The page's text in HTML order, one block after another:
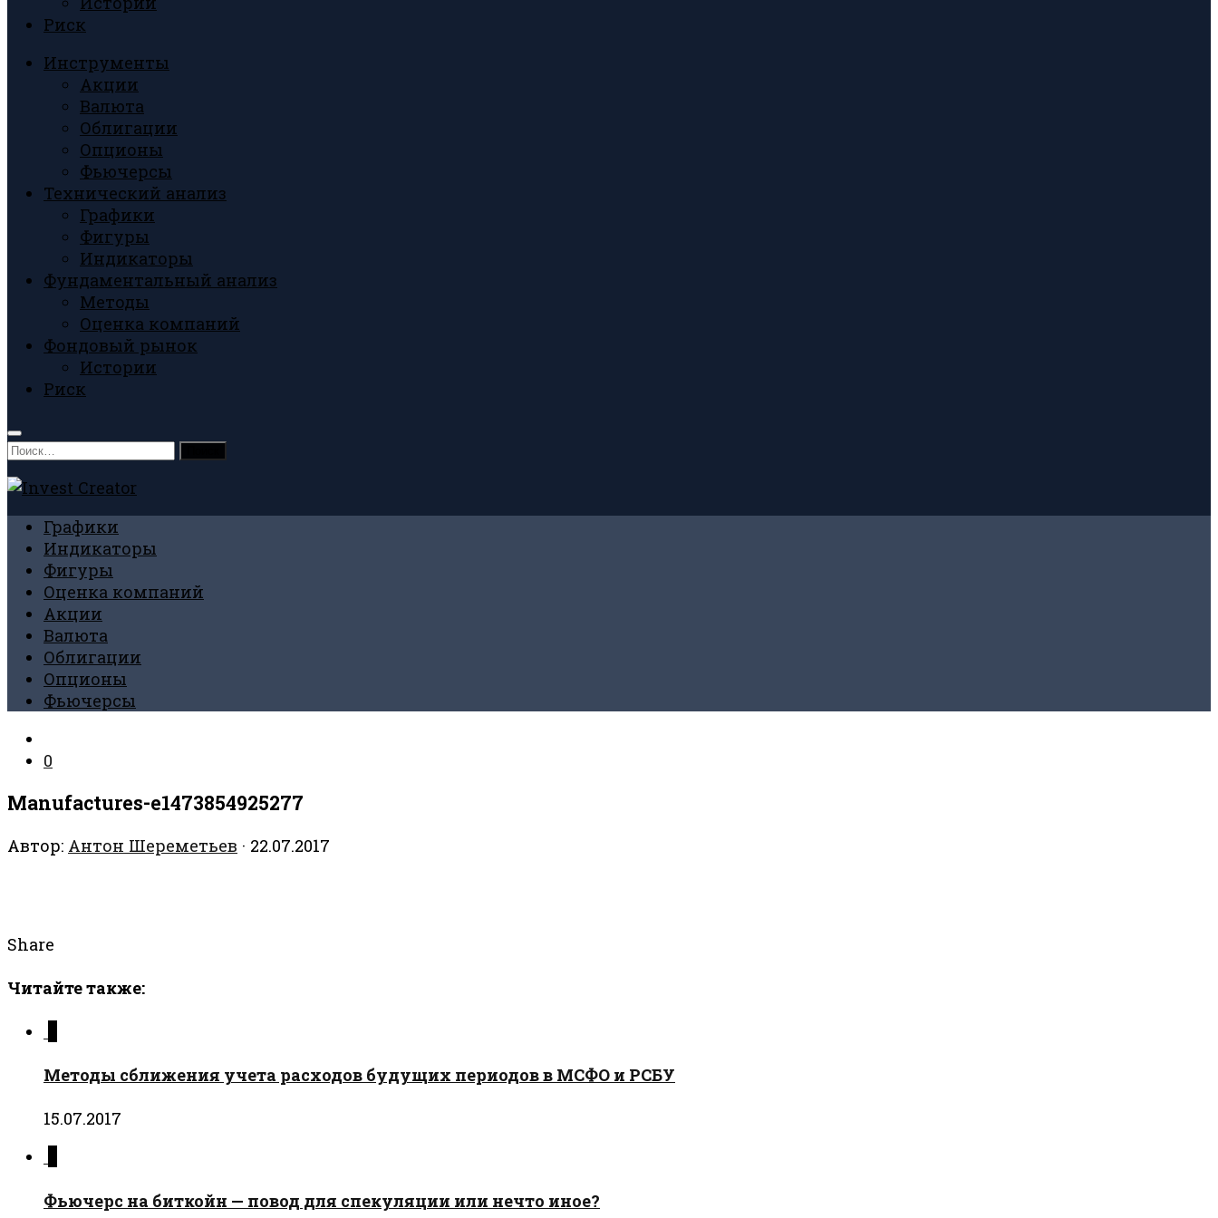
Риск
Инструменты
Акции
Валюта
Облигации
Опционы
Фьючерсы
Технический анализ
Графики
Фигуры
Индикаторы
Фундаментальный анализ
Методы
Оценка компаний
Фондовый рынок
Истории
Риск
Найти:
Графики
Индикаторы
Фигуры
Оценка компаний
Акции
Валюта
Облигации
Опционы
Фьючерсы
0
Manufactures-e1473854925277
Автор: Антон Шереметьев · 22.07.2017
Share
Читайте также:
Методы сближения учета расходов будущих периодов в МСФО и РСБУ
15.07.2017
Фьючерс на биткойн — повод для спекуляции или нечто иное?